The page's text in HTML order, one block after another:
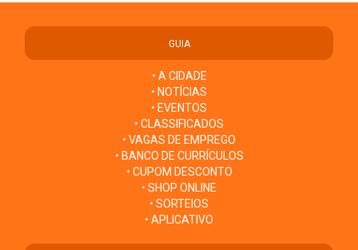
GUIA
• A CIDADE
• NOTÍCIAS
• EVENTOS
• CLASSIFICADOS
• VAGAS DE EMPREGO
• BANCO DE CURRÍCULOS
• CUPOM DESCONTO
• SHOP ONLINE
• SORTEIOS
• APLICATIVO